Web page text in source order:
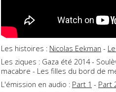
Les histoires : Nicolas Eekman -
Les ziques : Gaza été 2014 -
macabre - Les filles du bord de
L'émission en audio : Part 1 - Part